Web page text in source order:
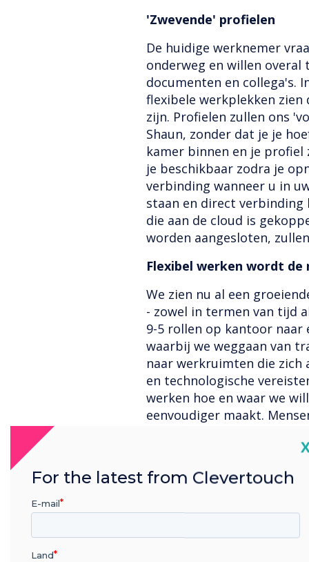
'Zwevende' profielen
De huidige werknemer
onderweg en willen
documenten en collega's.
flexibele werkplekken
zijn. Profielen zullen ons
Shaun, zonder dat je je
kamer binnen en je
je beschikbaar zodra je
verbinding wanneer u in
staan ​​en direct
die aan de cloud is
worden aangesloten,
Flexibel werken wordt
We zien nu al een
- zowel in termen van tijd
9-5 rollen op kantoor naar
waarbij we weggaan van
naar werkruimten die zich
en technologische
werken hoe en waar we
eenvoudiger maakt.
- volgens een onderzoek
kenniswerkers op
zijn om daarvoor een
overal te werken maakt
zodat ze het beste talent
locatie. De Verenigde
universele
bedrijven floreren en
For the latest from Clevertouch
E-mail
Land